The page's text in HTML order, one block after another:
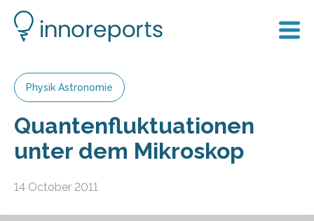
Physik Astronomie
Quantenfluktuationen
unter dem Mikroskop
14 October 2011